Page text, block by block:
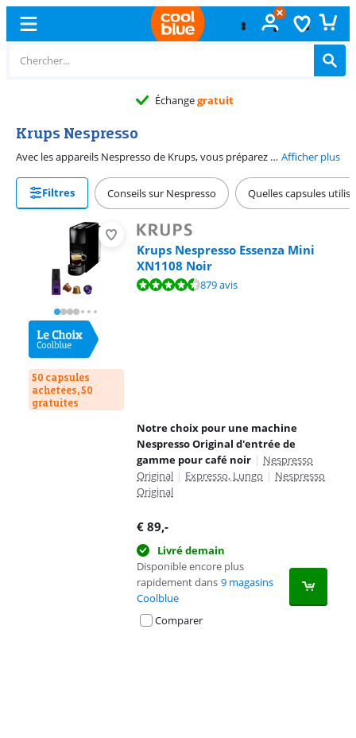
Échangegratuit
Krups Nespresso
Avec les appareils Nespresso de Krups, vous préparez un expresso d'une simple pression sur un bouton. Outre la version standard, Krups propose également des machines Nespresso avec Aeroccino. Vous préparez facilement de la mousse de lait pour vos cappuccinos. Afficher plus
Filtres Conseils sur Nespresso Quelles capsules
50 capsules
achetées, 50
gratuites
Krups Nespresso Essenza Mini
XN1108 Noir
La note est de 9,0 sur 10, basée sur 879 avis.
879 avis
Notre choix pour une machine
Nespresso Original d'entrée de
gamme pour café noir | Nespresso
Original | Expresso, Lungo | Nespresso
Original
€ 89,-
Livré demain
Disponible encore plus
rapidement dans 9 magasins
Coolblue
Comparer